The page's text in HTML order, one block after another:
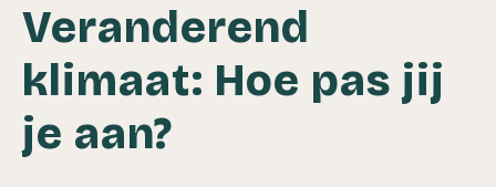
Veranderend
klimaat: Hoe pas jij
je aan?